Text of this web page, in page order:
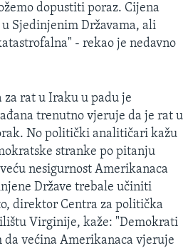
dopustiti poraz. Cijena
Sjedinjenim Državama, ali
- rekao je nedavno
za rat u Iraku u padu je
trenutno vjeruje da je rat u
No politički analitičari kažu
stranke po pitanju
nesigurnost Amerikanaca
Države trebale učiniti
direktor Centra za politička
Virginije, kaže: "Demokrati
većina Amerikanaca vjeruje